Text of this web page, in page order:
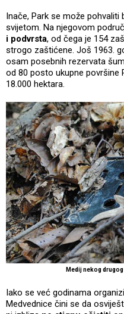
Inače, Park se može
svijetom. Na njegovom
i podvrsta, od čega je 154
strogo zaštićene. Još 1963.
osam posebnih rezervata
od 80 posto ukupne površine
18.000 hektara.
Medij nekog
Iako se već godinama
Medvednice čini se da